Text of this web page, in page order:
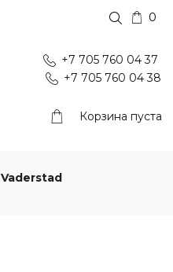
0
+7 705 760 04 37
+7 705 760 04 38
Корзина пуста
Vaderstad